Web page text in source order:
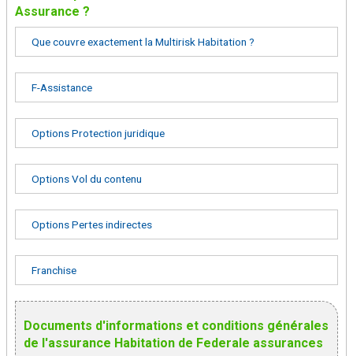
Assurance ?
Que couvre exactement la Multirisk Habitation ?
F-Assistance
Options Protection juridique
Options Vol du contenu
Options Pertes indirectes
Franchise
Documents d'informations et conditions générales
de l'assurance Habitation de Federale assurances